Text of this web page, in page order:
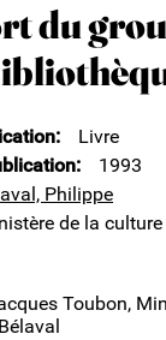
du
Livre
1993
Philippe
de la
Toubon,